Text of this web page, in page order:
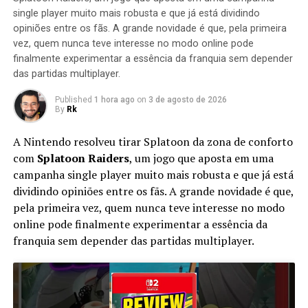
alimentar seu exército de robôs de guerra com os
cristais do caos para destruir tudo que for orgânico e
criar um mundo de metal retorcido e robôs. Para parar
plano maligno do Lyric, o grupo deve colocar de lado
suas diferenças e encontrar os cristais do Caos antes
Lyric. As apostas nunca foram tão altos, e a única
chance de superar Lyric é se unir e trabalhar como uma
equipe.
Jogabilidade
Sonic Boom: Rise of Lyric é um jogo de ação-aventura
com uma forte ênfase na exploração e combate em
comparação com o Sonic the Hedgehog anterior das
parcelas. O jogo apresenta quatro personagens jogáveis,
do Sonic, Tails, Knuckles e Amy. O jogo terá suporte
em torno de dois jogadores em modo co-op, com modos
adicionais para até quatro jogadores local. No entanto,
single player muito mais robusta e que já está dividindo
opiniões entre os fãs. A grande novidade é que, pela primeira
vez, quem nunca teve interesse no modo online pode
finalmente experimentar a essência da franquia sem depender
das partidas multiplayer.
Published 1 hora ago on 3 de agosto de 2026
By Rk
A Nintendo resolveu tirar Splatoon da zona de conforto
com Splatoon Raiders, um jogo que aposta em uma
campanha single player muito mais robusta e que já está
dividindo opiniões entre os fãs. A grande novidade é que,
pela primeira vez, quem nunca teve interesse no modo
online pode finalmente experimentar a essência da
franquia sem depender das partidas multiplayer.